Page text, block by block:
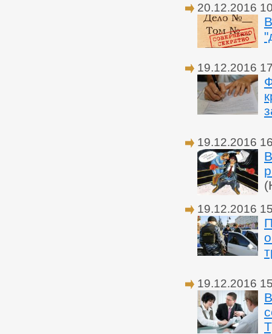
20.12.2016
19.12.2016
19.12.2016
19.12.2016
19.12.2016